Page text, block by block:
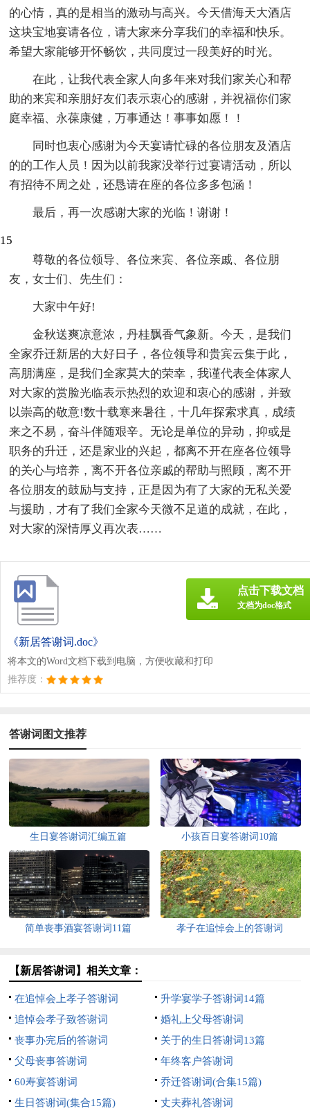
的心情，真的是相当的激动与高兴。今天借海天大酒店
这块宝地宴请各位，请大家来分享我们的幸福和快乐。
希望大家能够开怀畅饮，共同度过一段美好的时光。
在此，让我代表全家人向多年来对我们家关心和帮
助的来宾和亲朋好友们表示衷心的感谢，并祝福你们家
庭幸福、永葆康健，万事通达！事事如愿！！
同时也衷心感谢为今天宴请忙碌的各位朋友及酒店
的的工作人员！因为以前我家没举行过宴请活动，所以
有招待不周之处，还恳请在座的各位多多包涵！
最后，再一次感谢大家的光临！谢谢！
15
尊敬的各位领导、各位来宾、各位亲戚、各位朋
友，女士们、先生们：
大家中午好!
金秋送爽凉意浓，丹桂飘香气象新。今天，是我们
全家乔迁新居的大好日子，各位领导和贵宾云集于此，
高朋满座，是我们全家莫大的荣幸，我谨代表全体家人
对大家的赏脸光临表示热烈的欢迎和衷心的感谢，并致
以崇高的敬意!数十载寒来暑往，十几年探索求真，成绩
来之不易，奋斗伴随艰辛。无论是单位的异动，抑或是
职务的升迁，还是家业的兴起，都离不开在座各位领导
的关心与培养，离不开各位亲戚的帮助与照顾，离不开
各位朋友的鼓励与支持，正是因为有了大家的无私关爱
与援助，才有了我们全家今天微不足道的成就，在此，
对大家的深情厚义再次表……
《新居答谢词.doc》
将本文的Word文档下载到电脑，方便收藏和打印
推荐度：
点击下载文档
文档为doc格式
答谢词图文推荐
生日宴答谢词汇编五篇 小孩百日宴答谢词10篇
简单丧事酒宴答谢词11篇 孝子在追悼会上的答谢词
【新居答谢词】相关文章：
在追悼会上孝子答谢词
升学宴学子答谢词14篇
追悼会孝子致答谢词
婚礼上父母答谢词
丧事办完后的答谢词
关于的生日答谢词13篇
父母丧事答谢词
年终客户答谢词
60寿宴答谢词
乔迁答谢词(合集15篇)
生日答谢词(集合15篇)
丈夫葬礼答谢词